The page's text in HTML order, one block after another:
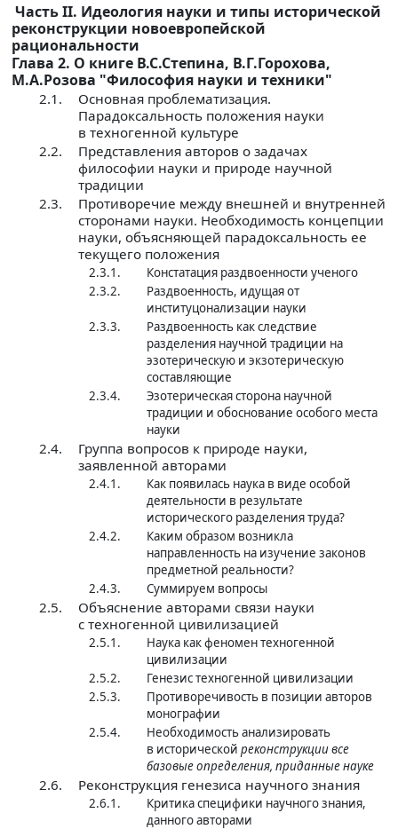
Часть II. Идеология науки и типы исторической
реконструкции новоевропейской
рациональности
Глава 2. О книге В.С.Степина, В.Г.Горохова,
М.А.Розова "Философия науки и техники"
2.1.
Основная проблематизация.
Парадоксальность положения науки
в техногенной культуре
2.2.
Представления авторов о задачах
философии науки и природе научной
традиции
2.3.
Противоречие между внешней и внутренней
сторонами науки. Необходимость концепции
науки, объясняющей парадоксальность ее
текущего положения
2.3.1.
Констатация раздвоенности ученого
2.3.2.
Раздвоенность, идущая от
институцонализации науки
2.3.3.
Раздвоенность как следствие
разделения научной традиции на
эзотерическую и экзотерическую
составляющие
2.3.4.
Эзотерическая сторона научной
традиции и обоснование особого места
науки
2.4.
Группа вопросов к природе науки,
заявленной авторами
2.4.1.
Как появилась наука в виде особой
деятельности в результате
исторического разделения труда?
2.4.2.
Каким образом возникла
направленность на изучение законов
предметной реальности?
2.4.3.
Суммируем вопросы
2.5.
Объяснение авторами связи науки
с техногенной цивилизацией
2.5.1.
Наука как феномен техногенной
цивилизации
2.5.2.
Генезис техногенной цивилизации
2.5.3.
Противоречивость в позиции авторов
монографии
2.5.4.
Необходимость анализировать
в исторической реконструкции все
базовые определения, приданные науке
2.6. Реконструкция генезиса научного знания
2.6.1.
Критика специфики научного знания,
данного авторами